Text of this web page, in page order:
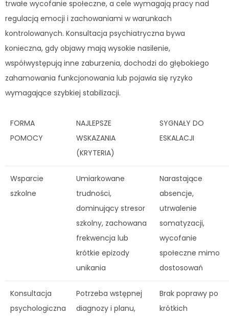
trwałe wycofanie społeczne, a cele wymagają pracy nad
regulacją emocji i zachowaniami w warunkach
kontrolowanych. Konsultacja psychiatryczna bywa
konieczna, gdy objawy mają wysokie nasilenie,
współwystępują inne zaburzenia, dochodzi do głębokiego
zahamowania funkcjonowania lub pojawia się ryzyko
wymagające szybkiej stabilizacji.
FORMA
POMOCY
NAJLEPSZE
WSKAZANIA
(KRYTERIA)
SYGNAŁY DO
ESKALACJI
Wsparcie
szkolne
Umiarkowane
trudności,
dominujący stresor
szkolny, zachowana
frekwencja lub
krótkie epizody
unikania
Narastające
absencje,
utrwalenie
somatyzacji,
wycofanie
społeczne mimo
dostosowań
Konsultacja
psychologiczna
Potrzeba wstępnej
diagnozy i planu,
Brak poprawy po
krótkich